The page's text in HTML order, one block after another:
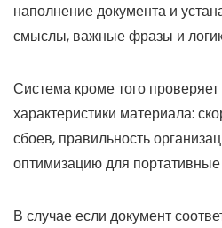
наполнение документа и
смыслы, важные фразы и
Система кроме того
характеристики материала:
сбоев, правильность
оптимизацию для
В случае если документ